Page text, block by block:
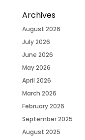
Archives
August 2026
July 2026
June 2026
May 2026
April 2026
March 2026
February 2026
September 2025
August 2025